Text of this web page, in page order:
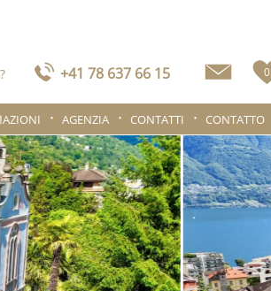
+41 78 637 66 15 0
AGENZIA CONTATTI CONTATTO